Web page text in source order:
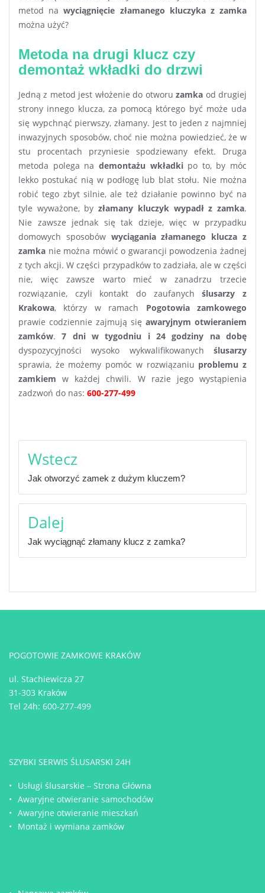
metod nawyciągnięcie złamanego kluczyka z zamka
można użyć?
Metoda na drugi klucz czy
demontaż wkładki do drzwi
Jedną z metod jest włożenie do otworuzamka od drugiej
strony innego klucza, za pomocą którego być może uda
się wypchnąć pierwszy, złamany. Jest to jeden z najmniej
inwazyjnych sposobów, choć nie można powiedzieć, że w
stu procentach przyniesie spodziewany efekt. Druga
metoda polega na demontażu wkładkipo to, by móc
lekko postukać nią w podłogę lub blat stołu. Nie można
robić tego zbyt silnie, ale też działanie powinno być na
tyle wyważone, byzłamany kluczyk wypadł z zamka.
Nie zawsze jednak się tak dzieje, więc w przypadku
domowych sposobów wyciągania złamanego klucza z
zamka nie można mówić o gwarancji powodzenia żadnej
z tych akcji. W części przypadków to zadziała, ale w części
nie, więc zawsze warto mieć w zanadrzu trzecie
rozwiązanie, czyli kontakt do zaufanychślusarzy z
Krakowa, którzy w ramach Pogotowia zamkowego
prawie codziennie zajmują się awaryjnym otwieraniem
zamków.7 dni w tygodniu i 24 godziny na dobę
dyspozycyjności wysoko wykwalifikowanych ślusarzy
sprawia, że możemy pomóc w rozwiązaniu problemu z
zamkiem w każdej chwili. W razie jego wystąpienia
zadzwoń do nas: 600-277-499
wpisu
Wstecz
Jak otworzyć zamek z dużym kluczem?
Dalej
Jak wyciągnąć złamany klucz z zamka?
POGOTOWIE ZAMKOWE KRAKÓW
ul. Stachiewicza 27
31-303 Kraków
Tel 24h: 600-277-499
SZYBKI SERWIS ŚLUSARSKI 24H
Usługi ślusarskie – Strona Główna
Awaryjne otwieranie samochodów
Awaryjne otwieranie mieszkań
Montaż i wymiana zamków